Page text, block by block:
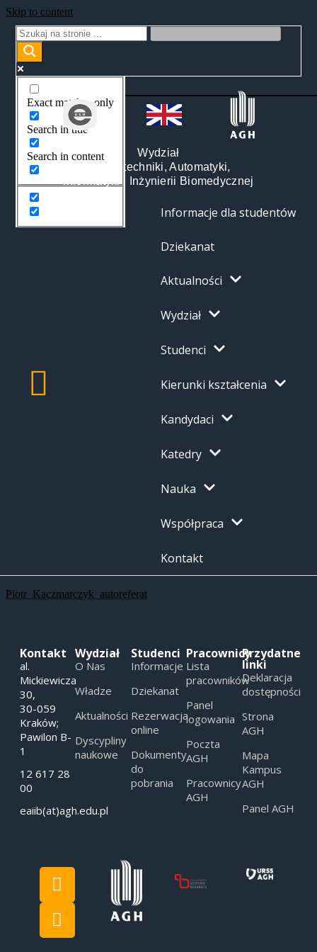
Skip to content
Exact matches only
Search in title
Search in content
Wydział
Elektrotechniki, Automatyki,
Informatyki i Inżynierii Biomedycznej
Informacje dla studentów
Dziekanat
Aktualności
Wydział
Studenci
Kierunki kształcenia
Kandydaci
Katedry
Nauka
Współpraca
Kontakt
Piotr_Kaczmarczyk_autoreferat
Kontakt
al.
Mickiewicza
30,
30-059
Kraków;
Pawilon B-
1
12 617 28
00
eaiib(at)agh.edu.pl
Wydział
O Nas
Władze
Aktualności
Dyscypliny
naukowe
Studenci
Informacje
Dziekanat
Rezerwacja
online
Dokumenty
do
pobrania
Pracownicy
Lista
pracowników
Panel
logowania
Poczta
AGH
Pracownicy
AGH
Przydatne
linki
Deklaracja
dostępności
Strona
AGH
Mapa
Kampus
AGH
Panel AGH